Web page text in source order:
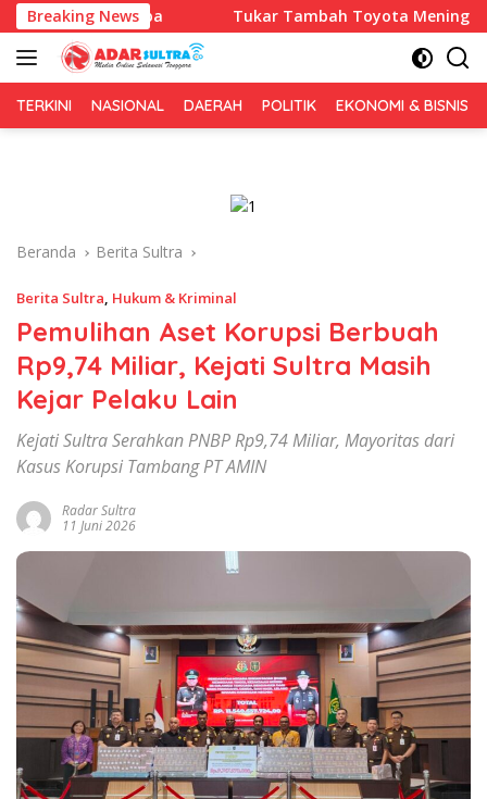
Langsung
ke
konten
Breaking News
Tukar Tambah Toyota Meningkat, Trust Catat
TERKINI NASIONAL DAERAH POLITIK EKONOMI & BISNIS
Beranda Berita Sultra
Berita Sultra, Hukum & Kriminal
Pemulihan Aset Korupsi Berbuah
Rp9,74 Miliar, Kejati Sultra Masih
Kejar Pelaku Lain
Kejati Sultra Serahkan PNBP Rp9,74 Miliar, Mayoritas dari
Kasus Korupsi Tambang PT AMIN
Radar Sultra
11 Juni 2026